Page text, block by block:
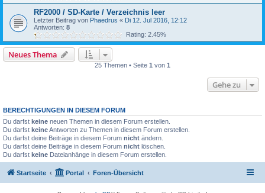
RF2000 / SD-Karte / Verzeichnis leer
Letzter Beitrag von Phaedrus « Di 12. Jul 2016, 12:12
Antworten: 8
Rating: 2.45%
Neues Thema
25 Themen • Seite 1 von 1
Gehe zu
BERECHTIGUNGEN IN DIESEM FORUM
Du darfst keine neuen Themen in diesem Forum erstellen.
Du darfst keineAntworten zu Themen in diesem Forum erstellen.
Du darfst deine Beiträge in diesem Forum nicht ändern.
Du darfst deine Beiträge in diesem Forum nicht löschen.
Du darfst keine Dateianhänge in diesem Forum erstellen.
Startseite Portal Foren-Übersicht